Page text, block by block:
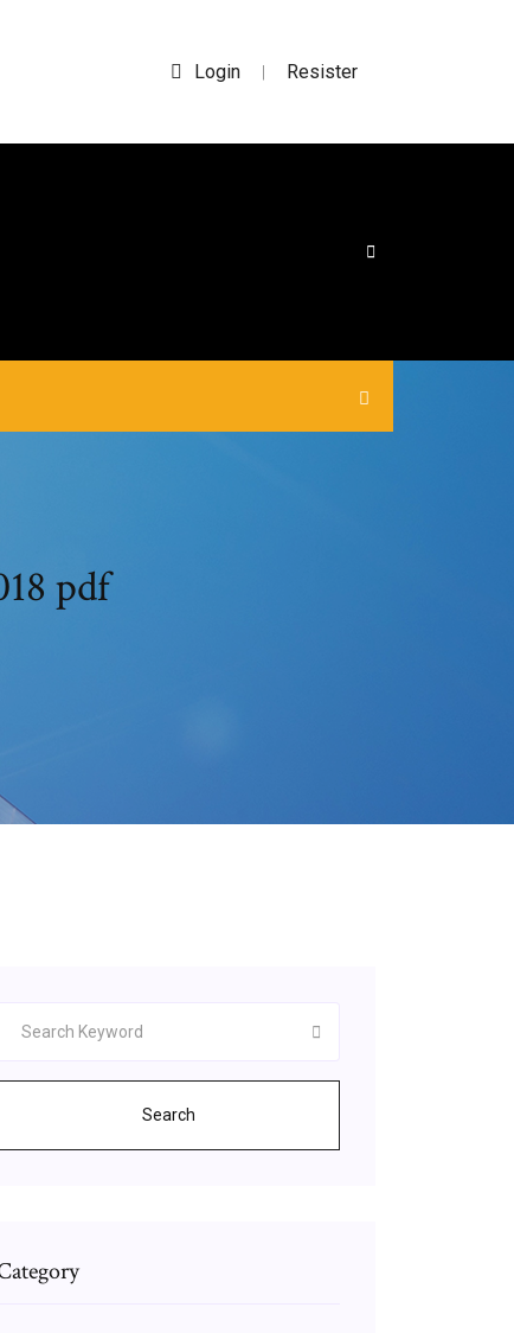
Login | Resister
pdf
Search